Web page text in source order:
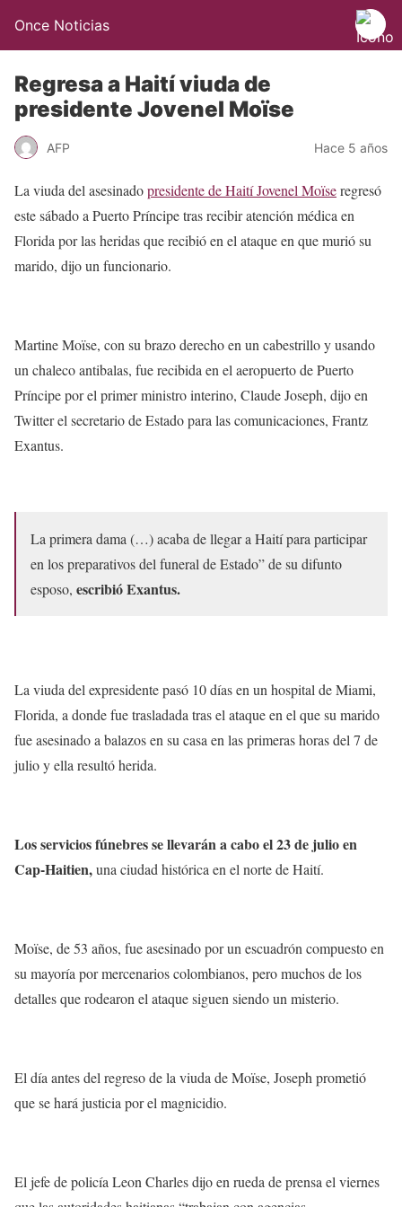
Once Noticias
Regresa a Haití viuda de
presidente Jovenel Moïse
AFP Hace 5 años
La viuda del asesinadopresidente de Haití Jovenel Moïseregresó
este sábado a Puerto Príncipe tras recibir atención médica en
Florida por las heridas que recibió en el ataque en que murió su
marido, dijo un funcionario.
Martine Moïse, con su brazo derecho en un cabestrillo y usando
un chaleco antibalas, fue recibida en el aeropuerto de Puerto
Príncipe por el primer ministro interino, Claude Joseph, dijo en
Twitter el secretario de Estado para las comunicaciones, Frantz
Exantus.
La primera dama (…) acaba de llegar a Haití para participar
en los preparativos del funeral de Estado” de su difunto
esposo, escribió Exantus.
La viuda del expresidente pasó 10 días en un hospital de Miami,
Florida, a donde fue trasladada tras el ataque en el que su marido
fue asesinado a balazos en su casa en las primeras horas del 7 de
julio y ella resultó herida.
Los servicios fúnebres se llevarán a cabo el 23 de julio en
Cap-Haitien,una ciudad histórica en el norte de Haití.
Moïse, de 53 años, fue asesinado por un escuadrón compuesto en
su mayoría por mercenarios colombianos, pero muchos de los
detalles que rodearon el ataque siguen siendo un misterio.
El día antes del regreso de la viuda de Moïse, Joseph prometió
que se hará justicia por el magnicidio.
El jefe de policía Leon Charles dijo en rueda de prensa el viernes